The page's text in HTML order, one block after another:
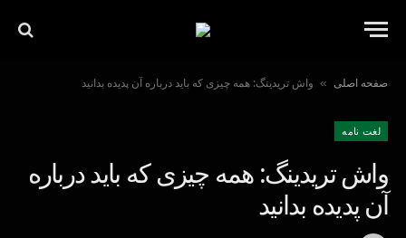
صفحه اصلی » واش تریدینگ: همه چیزی که باید درباره آن پدیده بدانید
لغت نامه
واش تریدینگ: همه چیزی که باید درباره
آن پدیده بدانید